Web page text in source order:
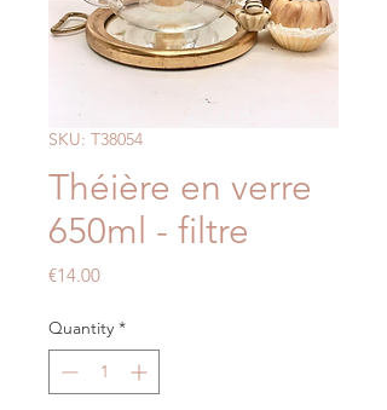
SKU: T38054
Théière en verre
650ml - filtre
€14.00Price
Quantity *